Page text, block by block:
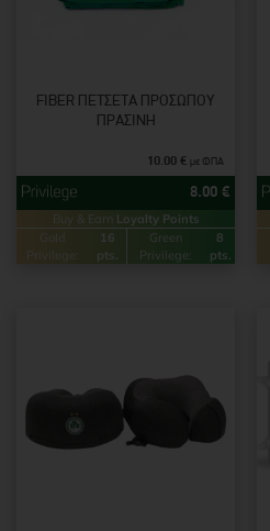
FIBER ΠΕΤΣΈΤΑ ΠΡΟΣΏΠΟΥ
ΠΡΆΣΙΝΗ
10.00 € με ΦΠΑ
8.00 €
Buy & Earn Loyalty Points
Gold
Privilege:
16
pts.
Green
Privilege:
8
pts.